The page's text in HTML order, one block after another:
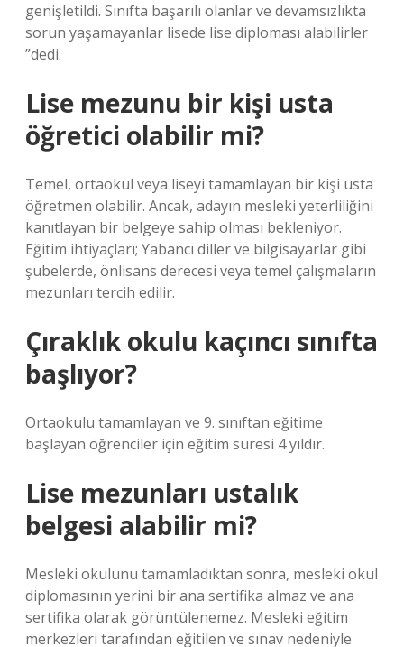
genişletildi. Sınıfta başarılı olanlar ve devamsızlıkta
sorun yaşamayanlar lisede lise diploması alabilirler
”dedi.
Lise mezunu bir kişi usta
öğretici olabilir mi?
Temel, ortaokul veya liseyi tamamlayan bir kişi usta
öğretmen olabilir. Ancak, adayın mesleki yeterliliğini
kanıtlayan bir belgeye sahip olması bekleniyor.
Eğitim ihtiyaçları; Yabancı diller ve bilgisayarlar gibi
şubelerde, önlisans derecesi veya temel çalışmaların
mezunları tercih edilir.
Çıraklık okulu kaçıncı sınıfta
başlıyor?
Ortaokulu tamamlayan ve 9. sınıftan eğitime
başlayan öğrenciler için eğitim süresi 4 yıldır.
Lise mezunları ustalık
belgesi alabilir mi?
Mesleki okulunu tamamladıktan sonra, mesleki okul
diplomasının yerini bir ana sertifika almaz ve ana
sertifika olarak görüntülenemez. Mesleki eğitim
merkezleri tarafından eğitilen ve sınav nedeniyle